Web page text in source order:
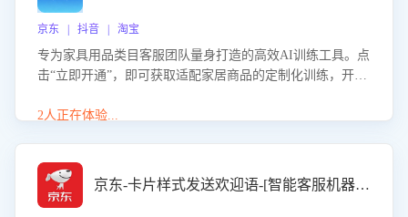
京东 | 抖音 | 淘宝
专为家具用品类目客服团队量身打造的高效AI训练工具。点
击“立即开通”，即可获取适配家居商品的定制化训练，开启
能、尺寸参数咨询等高频场景下的专业应对能力。
2人正在体验...
京东-卡片样式发送欢迎语-[智能客服机器人]